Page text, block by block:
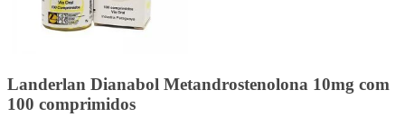
Landerlan Dianabol Metandrostenolona 10mg com
100 comprimidos